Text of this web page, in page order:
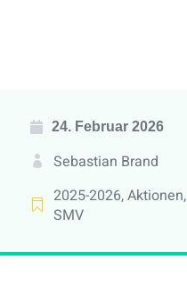
24. Februar 2026
Sebastian Brand
2025-2026,Aktionen,
SMV